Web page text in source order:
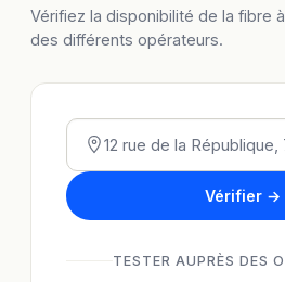
Vérifiez la disponibilité de la fibre
des différents opérateurs.
Vérifier →
TESTER AUPRÈS DES